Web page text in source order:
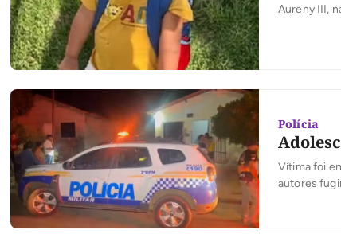
Aureny III,
Polícia
Vítima foi
autores